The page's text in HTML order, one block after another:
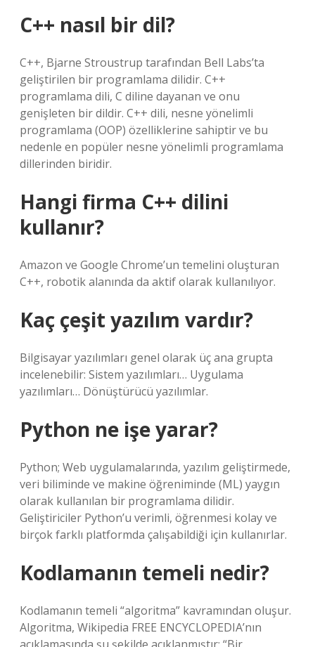
C++ nasıl bir dil?
C++, Bjarne Stroustrup tarafından Bell Labs’ta
geliştirilen bir programlama dilidir. C++
programlama dili, C diline dayanan ve onu
genişleten bir dildir. C++ dili, nesne yönelimli
programlama (OOP) özelliklerine sahiptir ve bu
nedenle en popüler nesne yönelimli programlama
dillerinden biridir.
Hangi firma C++ dilini
kullanır?
Amazon ve Google Chrome’un temelini oluşturan
C++, robotik alanında da aktif olarak kullanılıyor.
Kaç çeşit yazılım vardır?
Bilgisayar yazılımları genel olarak üç ana grupta
incelenebilir: Sistem yazılımları… Uygulama
yazılımları… Dönüştürücü yazılımlar.
Python ne işe yarar?
Python; Web uygulamalarında, yazılım geliştirmede,
veri biliminde ve makine öğreniminde (ML) yaygın
olarak kullanılan bir programlama dilidir.
Geliştiriciler Python’u verimli, öğrenmesi kolay ve
birçok farklı platformda çalışabildiği için kullanırlar.
Kodlamanın temeli nedir?
Kodlamanın temeli “algoritma” kavramından oluşur.
Algoritma, Wikipedia FREE ENCYCLOPEDIA’nın